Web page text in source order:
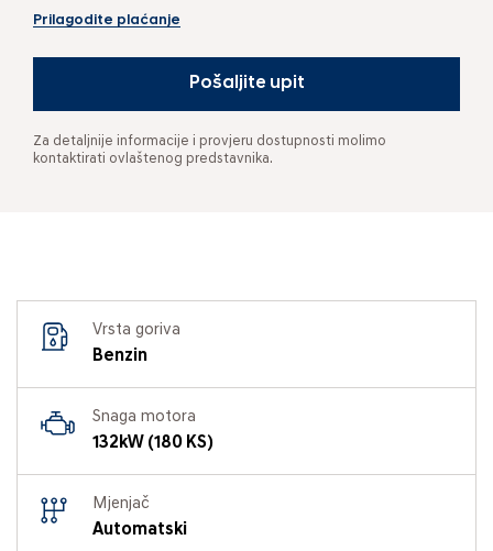
Prilagodite plaćanje
Pošaljite upit
Za detaljnije informacije i provjeru dostupnosti molimo
kontaktirati ovlaštenog predstavnika.
Vrsta goriva
Benzin
Snaga motora
132kW (180 KS)
Mjenjač
Automatski